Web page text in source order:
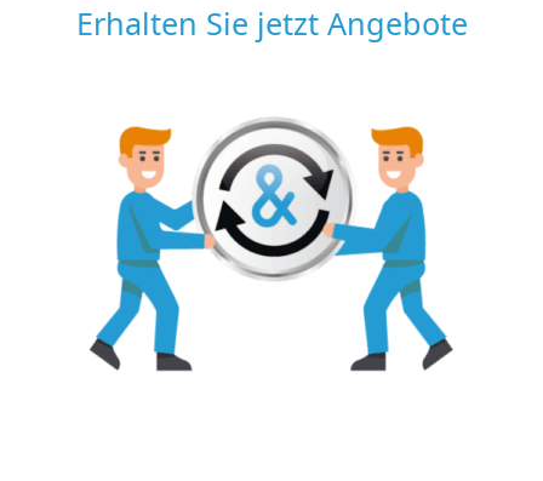
Erhalten Sie jetzt Angebote